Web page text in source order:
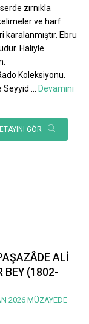
zırnıkla
ve harf
karalanmıştır. Ebru
Haliyle.
Koleksiyonu.
Seyyid
Devamını
GÖR
ALİ
BEY (1802-
2026 MÜZAYEDE